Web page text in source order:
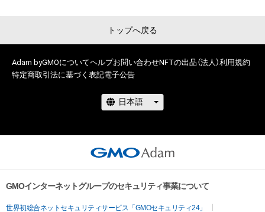
トップへ戻る
Adam byGMOについてヘルプお問い合わせNFTの出品（法人）利用規約
特定商取引法に基づく表記電子公告
GMOインターネットグループのセキュリティ事業について
世界初総合ネットセキュリティサービス「GMOセキュリティ24」